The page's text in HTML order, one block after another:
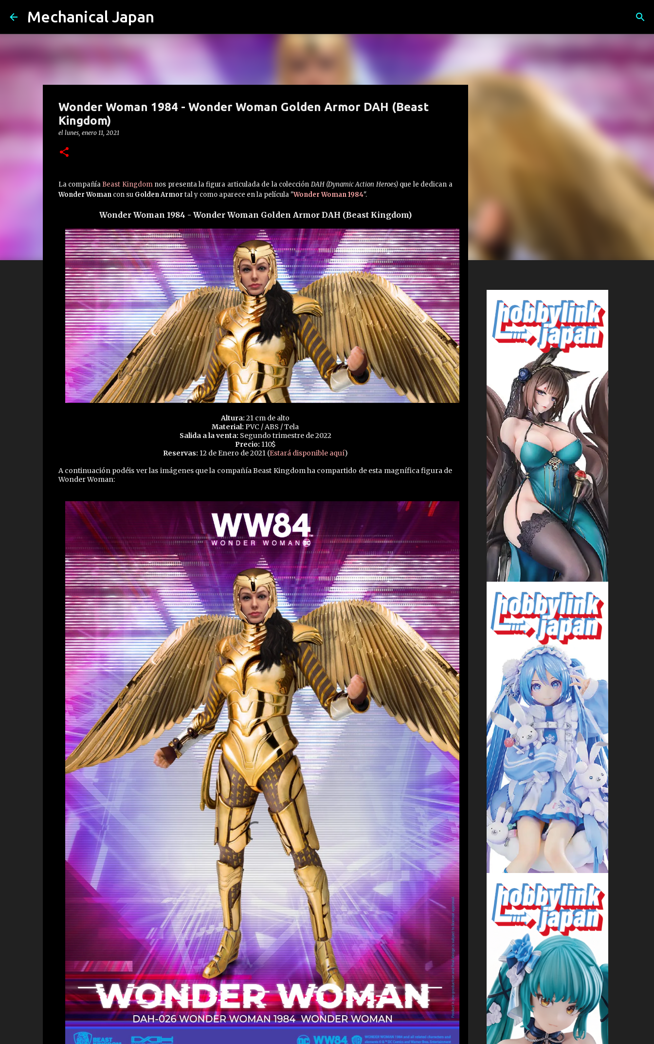
Mechanical Japan
Wonder Woman 1984 - Wonder Woman Golden Armor DAH (Beast
Kingdom)
el lunes, enero 11, 2021
La compañía Beast Kingdomnos presenta la figura articulada de la colección DAH (Dynamic Action Heroes)que le dedican a
Wonder Womancon su Golden Armor tal y como aparece en la película "Wonder Woman 1984".
Wonder Woman 1984 - Wonder Woman Golden Armor DAH (Beast Kingdom)
Altura: 21 cm de alto
Material: PVC / ABS / Tela
Salida a la venta: Segundo trimestre de 2022
Precio: 110$
Reservas: 12 de Enero de 2021 (Estará disponible aquí)
A continuación podéis ver las imágenes que la compañía Beast Kingdom ha compartido de esta magnífica figura de
Wonder Woman: